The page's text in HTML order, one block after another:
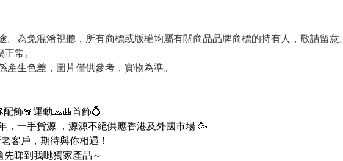
。為免混淆視聽，所有商標或版權均屬有關商品品牌商標的持有人，敬請留意
常。
生色差，圖片僅供參考，實物為準。
飾🧣運動🧢🎒首飾💍
一手貨源 ，源源不絕供應香港及外國市場 🥳
客戶，期待與你相遇！
睇到我哋獨家產品～